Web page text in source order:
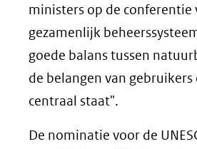
ministers op de conferentie
gezamenlijk
goede balans tussen
de belangen van
centraal staat".
De nominatie voor de